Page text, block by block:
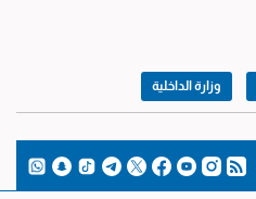
وزارة الداخلية